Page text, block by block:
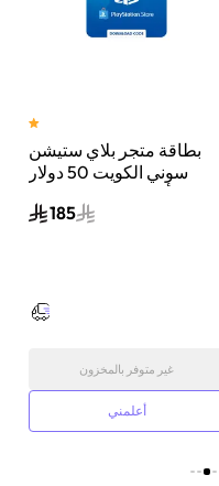
بطاقة متجر بلاي ستيشن
سوني الكويت 50 دولار
أمريكي إرسال الكود
الرقمي بالبريد الإلكتروني
185
غير متوفر بالمخزون
أعلمني